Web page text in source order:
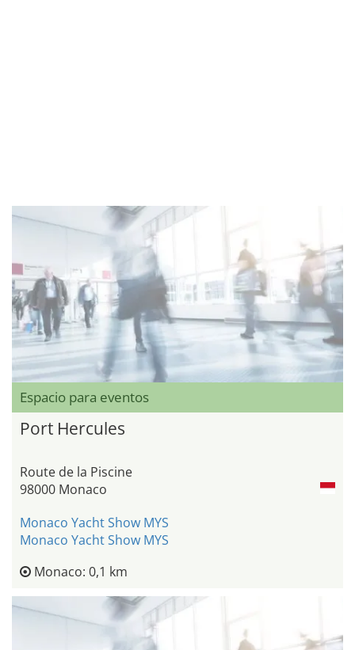
Espacio para eventos
Port Hercules
Route de la Piscine
98000 Monaco
Monaco Yacht Show MYS
Monaco Yacht Show MYS
Monaco: 0,1 km